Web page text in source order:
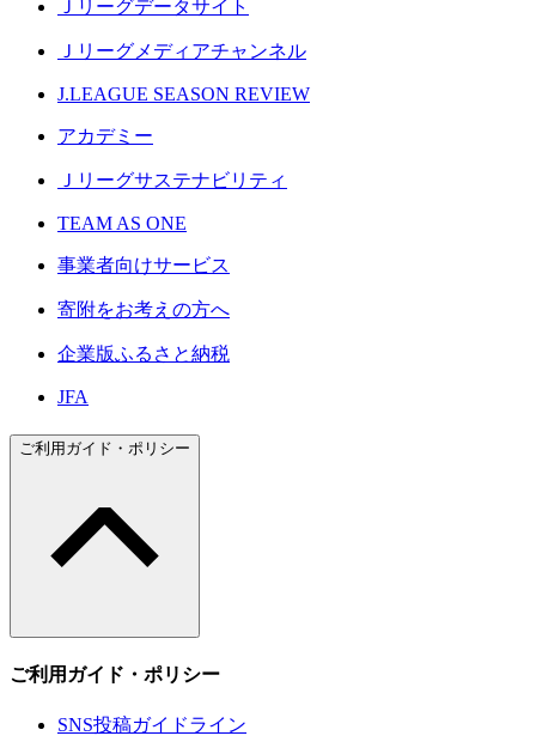
Ｊリーグデータサイト
Ｊリーグメディアチャンネル
J.LEAGUE SEASON REVIEW
アカデミー
Ｊリーグサステナビリティ
TEAM AS ONE
事業者向けサービス
寄附をお考えの方へ
企業版ふるさと納税
JFA
ご利用ガイド・ポリシー
ご利用ガイド・ポリシー
SNS投稿ガイドライン